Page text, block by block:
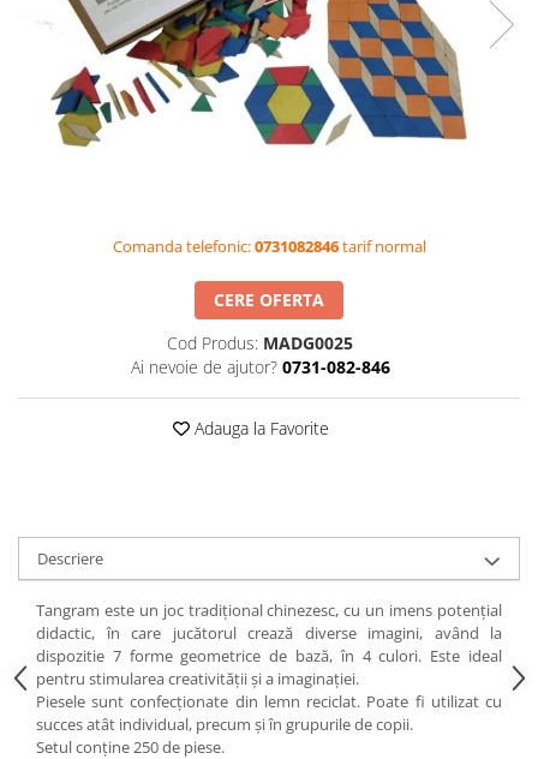
Imprimante 3D
Creioane 3D
Accesorii 3D
Camere Documente
Videoconferinta si Colaborare
Camere Videoconferinta
Boxe si Soundbar
Tehnologie Educationala
Table/Display-uri Interactive
Display-uri Interactive
Accesorii/Standuri
Videoproiectoare si Echipamente IT
Videoproiectoare
Comanda telefonic:0731082846tarif normal
CERE OFERTA
Cod Produs: MADG0025
Ai nevoie de ajutor? 0731-082-846
Adauga la Favorite
Descriere
Tangram este un joc tradițional chinezesc, cu un imens potențial
didactic, în care jucătorul crează diverse imagini, având la
dispozitie 7 forme geometrice de bază, în 4 culori. Este ideal
pentru stimularea creativității și a imaginației.
Piesele sunt confecționate din lemn reciclat. Poate fi utilizat cu
succes atât individual, precum și în grupurile de copii.
Setul conține 250 de piese.